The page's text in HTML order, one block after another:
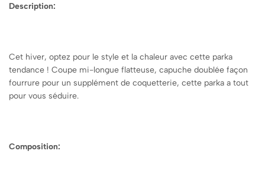
Description:
Cet hiver, optez pour le style et la chaleur avec cette parka
tendance ! Coupe mi-longue flatteuse, capuche doublée façon
fourrure pour un supplément de coquetterie, cette parka a tout
pour vous séduire.
Composition: